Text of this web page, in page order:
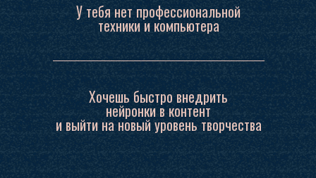
Хочешь быстро внедрить
нейронки в контент
и выйти на новый уровень творчества
У тебя нет профессиональной
техники и компьютера